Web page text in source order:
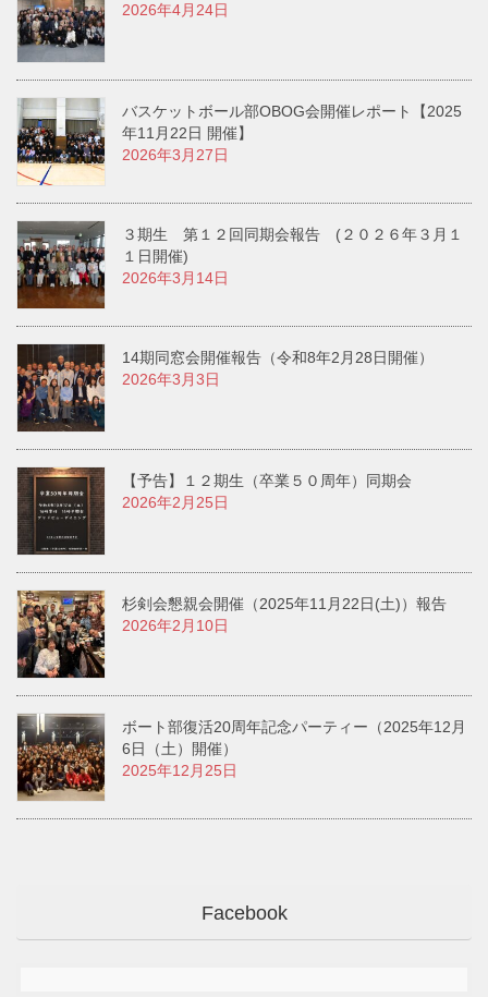
2026年4月24日
バスケットボール部OBOG会開催レポート【2025
年11月22日 開催】
2026年3月27日
３期生 第１２回同期会報告 (２０２６年３月１
１日開催)
2026年3月14日
14期同窓会開催報告（令和8年2月28日開催）
2026年3月3日
【予告】１２期生（卒業５０周年）同期会
2026年2月25日
杉剣会懇親会開催（2025年11月22日(土)）報告
2026年2月10日
ボート部復活20周年記念パーティー（2025年12月
6日（土）開催）
2025年12月25日
Facebook